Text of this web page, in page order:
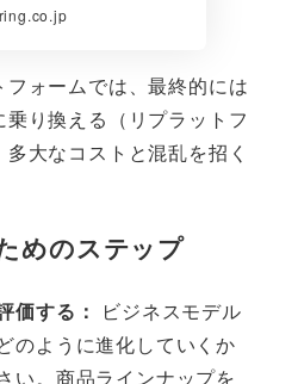
ォームでは、最終的には
り換える（リプラットフ
大なコストと混乱を招く
めのステップ
価する：
ビジネスモデル
のように進化していくか
い。商品ラインナップを